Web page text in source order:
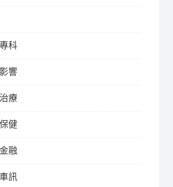
科
響
療
健
融
訊